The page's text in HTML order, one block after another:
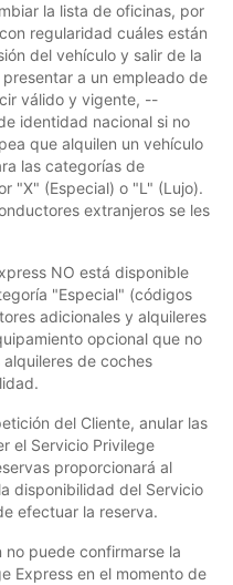
la lista de oficinas, por
regularidad cuáles están
del vehículo y salir de la
a un empleado de
válido y vigente, --
identidad nacional si no
que alquilen un vehículo
las categorías de
"X" (Especial) o "L" (Lujo).
extranjeros se les
NO está disponible
"Especial" (códigos
adicionales y alquileres
opcional que no
de coches
del Cliente, anular las
el Servicio Privilege
proporcionará al
disponibilidad del Servicio
efectuar la reserva.
no puede confirmarse la
Express en el momento de